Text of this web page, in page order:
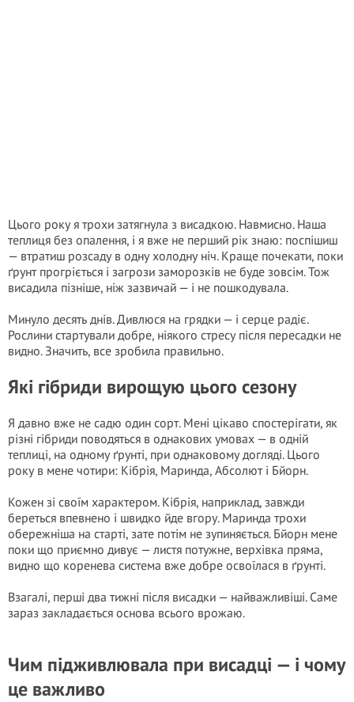
Цього року я трохи затягнула з висадкою. Навмисно. Наша
теплиця без опалення, і я вже не перший рік знаю: поспішиш
— втратиш розсаду в одну холодну ніч. Краще почекати, поки
ґрунт прогріється і загрози заморозків не буде зовсім. Тож
висадила пізніше, ніж зазвичай — і не пошкодувала.
Минуло десять днів. Дивлюся на грядки — і серце радіє.
Рослини стартували добре, ніякого стресу після пересадки не
видно. Значить, все зробила правильно.
Які гібриди вирощую цього сезону
Я давно вже не садю один сорт. Мені цікаво спостерігати, як
різні гібриди поводяться в однакових умовах — в одній
теплиці, на одному ґрунті, при однаковому догляді. Цього
року в мене чотири: Кібрія, Маринда, Абсолют і Бйорн.
Кожен зі своїм характером. Кібрія, наприклад, завжди
береться впевнено і швидко йде вгору. Маринда трохи
обережніша на старті, зате потім не зупиняється. Бйорн мене
поки що приємно дивує — листя потужне, верхівка пряма,
видно що коренева система вже добре освоїлася в ґрунті.
Взагалі, перші два тижні після висадки — найважливіші. Саме
зараз закладається основа всього врожаю.
Чим підживлювала при висадці — і чому
це важливо